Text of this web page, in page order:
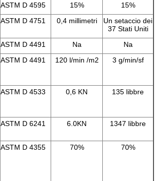
ASTM D 4595 15%
15%
ASTM D 4751 0,4 millimetri
Un setaccio dei
37 Stati Uniti
ASTM D 4491 Na
Na
ASTM D 4491 120 l/min /m2 3 g/min/sf
ASTM D 4533 0,6 KN 135 libbre
ASTM D 6241 6.0KN 1347 libbre
ASTM D 4355 70% 70%